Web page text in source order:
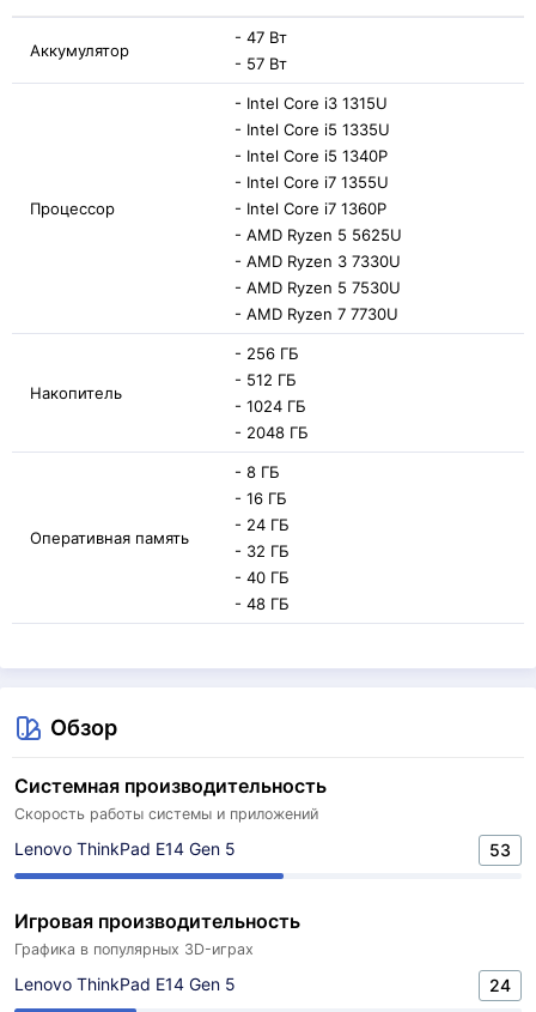
Аккумулятор
- 47 Вт
- 57 Вт
Процессор
- Intel Core i3 1315U
- Intel Core i5 1335U
- Intel Core i5 1340P
- Intel Core i7 1355U
- Intel Core i7 1360P
- AMD Ryzen 5 5625U
- AMD Ryzen 3 7330U
- AMD Ryzen 5 7530U
- AMD Ryzen 7 7730U
Накопитель
- 256 ГБ
- 512 ГБ
- 1024 ГБ
- 2048 ГБ
Оперативная память
- 8 ГБ
- 16 ГБ
- 24 ГБ
- 32 ГБ
- 40 ГБ
- 48 ГБ
Обзор
Системная производительность
Скорость работы системы и приложений
Lenovo ThinkPad E14 Gen 5 53
Игровая производительность
Графика в популярных 3D-играх
Lenovo ThinkPad E14 Gen 5 24